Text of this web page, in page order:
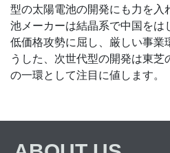
型の太陽電池の開発にも力を入
池メーカーは結晶系で中国をは
低価格攻勢に屈し、厳しい事業
うした、次世代型の開発は東
の一環として注目に値します。